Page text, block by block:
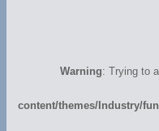
Warning: Trying to
content/themes/Industry/